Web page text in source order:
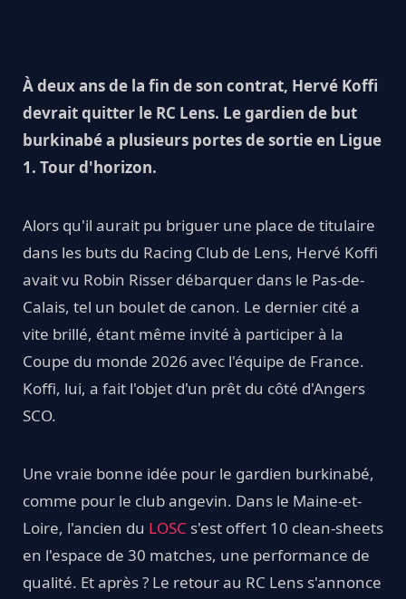
À deux ans de la fin de son contrat, Hervé Koffi
devrait quitter le RC Lens. Le gardien de but
burkinabé a plusieurs portes de sortie en Ligue
1. Tour d'horizon.
Alors qu'il aurait pu briguer une place de titulaire
dans les buts du Racing Club de Lens, Hervé Koffi
avait vu Robin Risser débarquer dans le Pas-de-
Calais, tel un boulet de canon. Le dernier cité a
vite brillé, étant même invité à participer à la
Coupe du monde 2026 avec l'équipe de France.
Koffi, lui, a fait l'objet d'un prêt du côté d'Angers
SCO.
Une vraie bonne idée pour le gardien burkinabé,
comme pour le club angevin. Dans le Maine-et-
Loire, l'ancien du LOSC s'est offert 10 clean-sheets
en l'espace de 30 matches, une performance de
qualité. Et après ? Le retour au RC Lens s'annonce